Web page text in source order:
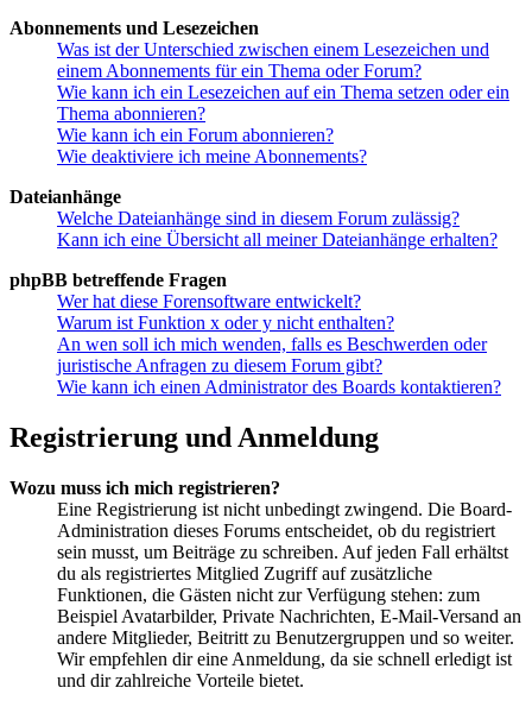
Abonnements und Lesezeichen
Was ist der Unterschied zwischen einem Lesezeichen und
einem Abonnements für ein Thema oder Forum?
Wie kann ich ein Lesezeichen auf ein Thema setzen oder ein
Thema abonnieren?
Wie kann ich ein Forum abonnieren?
Wie deaktiviere ich meine Abonnements?
Dateianhänge
Welche Dateianhänge sind in diesem Forum zulässig?
Kann ich eine Übersicht all meiner Dateianhänge erhalten?
phpBB betreffende Fragen
Wer hat diese Forensoftware entwickelt?
Warum ist Funktion x oder y nicht enthalten?
An wen soll ich mich wenden, falls es Beschwerden oder
juristische Anfragen zu diesem Forum gibt?
Wie kann ich einen Administrator des Boards kontaktieren?
Registrierung und Anmeldung
Wozu muss ich mich registrieren?
Eine Registrierung ist nicht unbedingt zwingend. Die Board-
Administration dieses Forums entscheidet, ob du registriert
sein musst, um Beiträge zu schreiben. Auf jeden Fall erhältst
du als registriertes Mitglied Zugriff auf zusätzliche
Funktionen, die Gästen nicht zur Verfügung stehen: zum
Beispiel Avatarbilder, Private Nachrichten, E-Mail-Versand an
andere Mitglieder, Beitritt zu Benutzergruppen und so weiter.
Wir empfehlen dir eine Anmeldung, da sie schnell erledigt ist
und dir zahlreiche Vorteile bietet.